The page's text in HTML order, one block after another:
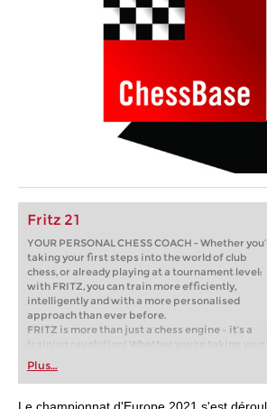
Fritz 21
YOUR PERSONAL CHESS COACH - Whether
taking your first steps into the world of club
chess, or already playing at a tournament level:
with FRITZ, you can train more efficiently,
intelligently and with a more personalised
approach than ever before.
FRITZ is more than just a chess engine – it’s a
training revolution! Whether you’re taking your
first steps into the world of club chess, or already
playing at a tournament level: with FRITZ, you
train more efficiently, intelligently and with a
more personalised approach than ever before.
Plus…